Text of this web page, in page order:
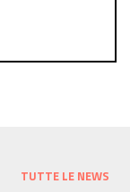
TUTTE LE NEWS